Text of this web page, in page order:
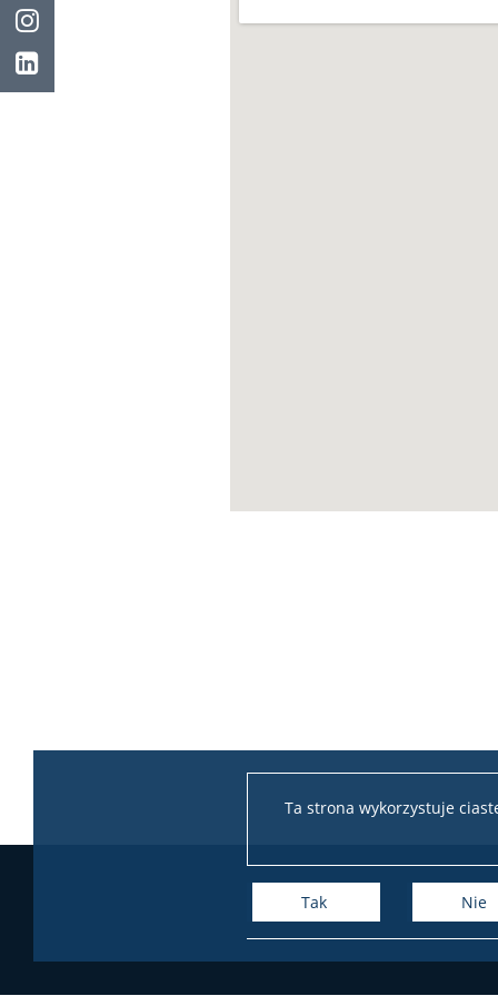
Ta strona wykorzystuje
Tak Nie